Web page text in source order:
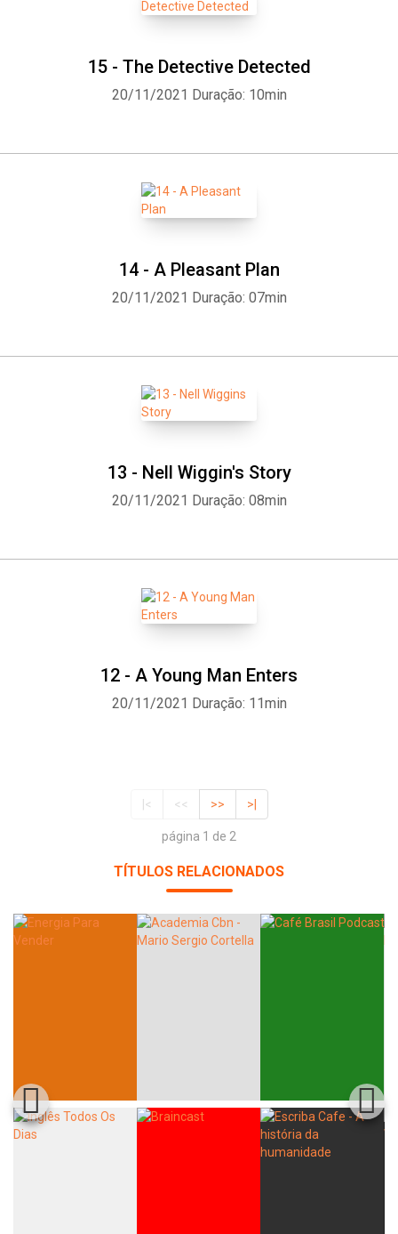
15 - The Detective Detected
20/11/2021 Duração: 10min
14 - A Pleasant Plan
20/11/2021 Duração: 07min
13 - Nell Wiggin's Story
20/11/2021 Duração: 08min
12 - A Young Man Enters
20/11/2021 Duração: 11min
|< << >> >|
página 1 de 2
TÍTULOS RELACIONADOS